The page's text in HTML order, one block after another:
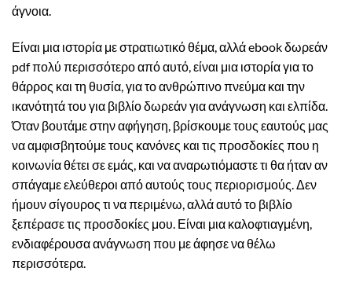
άγνοια.
Είναι μια ιστορία με στρατιωτικό θέμα, αλλά ebook δωρεάν
pdf πολύ περισσότερο από αυτό, είναι μια ιστορία για το
θάρρος και τη θυσία, για το ανθρώπινο πνεύμα και την
ικανότητά του για βιβλίο δωρεάν για ανάγνωση και ελπίδα.
Όταν βουτάμε στην αφήγηση, βρίσκουμε τους εαυτούς μας
να αμφισβητούμε τους κανόνες και τις προσδοκίες που η
κοινωνία θέτει σε εμάς, και να αναρωτιόμαστε τι θα ήταν αν
σπάγαμε ελεύθεροι από αυτούς τους περιορισμούς. Δεν
ήμουν σίγουρος τι να περιμένω, αλλά αυτό το βιβλίο
ξεπέρασε τις προσδοκίες μου. Είναι μια καλοφτιαγμένη,
ενδιαφέρουσα ανάγνωση που με άφησε να θέλω
περισσότερα.